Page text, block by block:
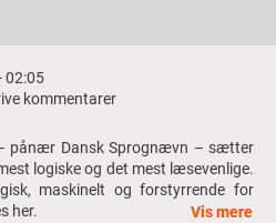
02:05
kommentarer
pånær Dansk Sprognævn – sætter
logiske og det mest læsevenlige.
maskinelt og forstyrrende for
her.
Vis mere